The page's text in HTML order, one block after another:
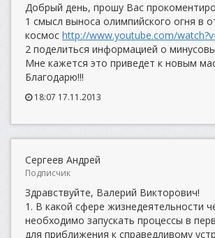
Добрый день, прошу Вас
1 смысл выноса олимпийского огня в
космос http://www.youtube.com/
2 поделиться информацией о
Мне кажется это приведет к новым
Благодарю!!!
18:07 17.11.2013
Сергеев Андрей
Подписчик
Здравствуйте, Валерий Викторович!
1. В какой сфере жизнедеятельности
необходимо запускать процессы в
для приближения к справедливому